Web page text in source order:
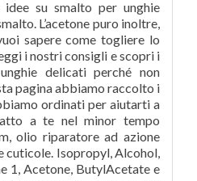
su smalto per unghie
L’acetone puro inoltre,
sapere come togliere lo
i nostri consigli e scopri i
delicati perché non
pagina abbiamo raccolto i
ordinati per aiutarti a
a te nel minor tempo
olio riparatore ad azione
cuticole. Isopropyl, Alcohol,
1, Acetone, ButylAcetate e